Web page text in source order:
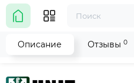
Описание Отзывы 0